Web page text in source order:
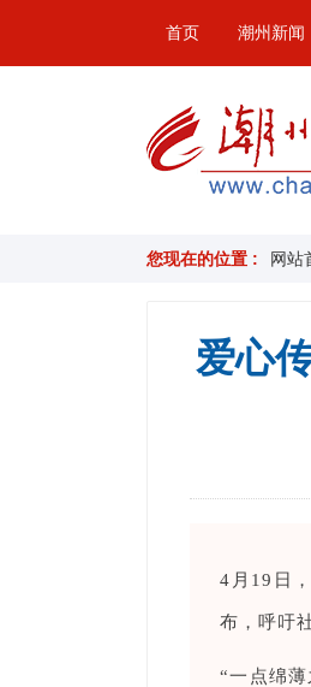
首页 潮州新闻
您现在的位置 : 网站
爱心
4月19日
布，呼吁
“一点绵